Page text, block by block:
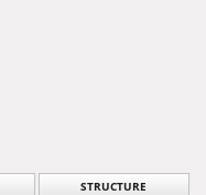
STRUCTURE